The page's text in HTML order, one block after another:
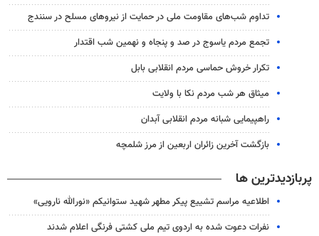
تداوم شب‌های مقاومت ملی در حمایت از نیروهای مسلح در سنندج
تجمع مردم یاسوج در صد و پنجاه و نهمین شب اقتدار
تکرار خروش حماسی مردم انقلابی بابل
میثاق هر شب مردم نکا با ولایت
راهپیمایی شبانه مردم انقلابی آبدان
بازگشت آخرین زائران اربعین از مرز شلمچه
پربازدیدترین ها
اطلاعیه مراسم تشییع پیکر مطهر شهید ستوانیکم «نورالله نارویی»
نفرات دعوت شده به اردوی تیم ملی کشتی فرنگی اعلام شدند